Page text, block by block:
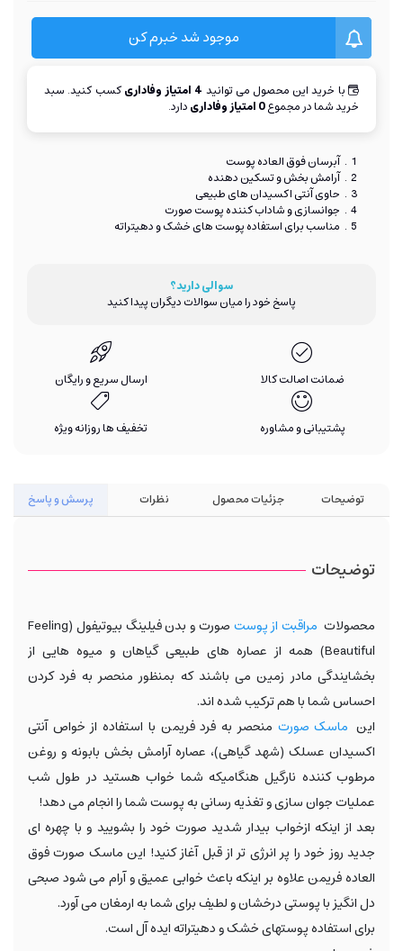
آبرسان فوق العاده پوست
آرامش بخش و تسکین دهنده
حاوی آنتی اکسیدان های طبیعی
جوانسازی و شاداب کننده پوست صورت
مناسب برای استفاده پوست های خشک و دهیتراته
سوالی دارید؟
پاسخ خود را میان سوالات دیگران پیدا کنید
موجود شد خبرم کن
با خرید این محصول می توانید 4 امتیاز وفاداریکسب کنید. سبد
خرید شما در مجموع0امتیاز وفاداریدارد.
ضمانت اصالت کالا ارسال سریع و رایگان
پشتیبانی و مشاوره تخفیف ها روزانه ویژه
توضیحات جزئیات محصول نظرات پرسش و پاسخ
توضیحات
محصولات مراقبت از پوست
صورت و بدن فیلینگ بیوتیفول (Feeling
Beautiful) همه از عصاره های طبیعی گیاهان و میوه هایی از
بخشایندگی مادر زمین می باشند که بمنظور منحصر به فرد کردن
احساس شما با هم ترکیب شده اند.
این ماسک صورت منحصر به فرد فریمن با استفاده از خواص آنتی
اکسیدان عسلک (شهد گیاهی)، عصاره آرامش بخش بابونه و روغن
مرطوب کننده نارگیل هنگامیکه شما خواب هستید در طول شب
عملیات جوان سازی و تغذیه رسانی به پوست شما را انجام می دهد!
بعد از اینکه ازخواب بیدار شدید صورت خود را بشویید و با چهره ای
جدید روز خود را پر انرژی تر از قبل آغاز کنید! این ماسک صورت فوق
العاده فریمن علاوه بر اینکه باعث خوابی عمیق و آرام می شود صبحی
دل انگیز با پوستی درخشان و لطیف برای شما به ارمغان می آورد.
برای استفاده پوستهای خشک و دهیتراته ایده آل است.